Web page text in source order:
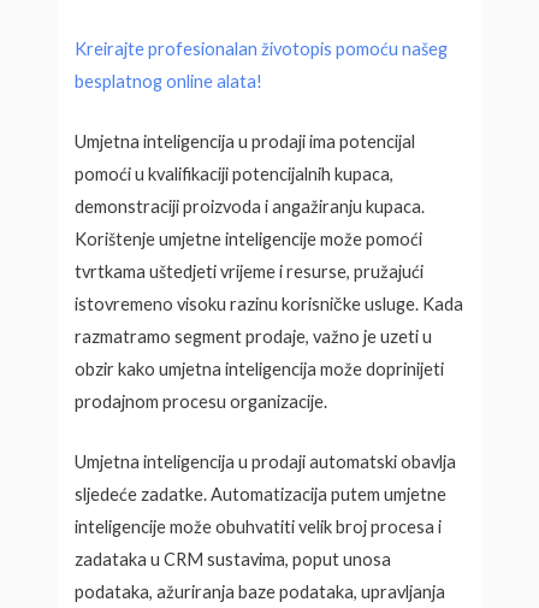
Kreirajte profesionalan životopis pomoću našeg
besplatnog online alata!
Umjetna inteligencija u prodaji ima potencijal
pomoći u kvalifikaciji potencijalnih kupaca,
demonstraciji proizvoda i angažiranju kupaca.
Korištenje umjetne inteligencije može pomoći
tvrtkama uštedjeti vrijeme i resurse, pružajući
istovremeno visoku razinu korisničke usluge. Kada
razmatramo segment prodaje, važno je uzeti u
obzir kako umjetna inteligencija može doprinijeti
prodajnom procesu organizacije.
Umjetna inteligencija u prodaji automatski obavlja
sljedeće zadatke. Automatizacija putem umjetne
inteligencije može obuhvatiti velik broj procesa i
zadataka u CRM sustavima, poput unosa
podataka, ažuriranja baze podataka, upravljanja